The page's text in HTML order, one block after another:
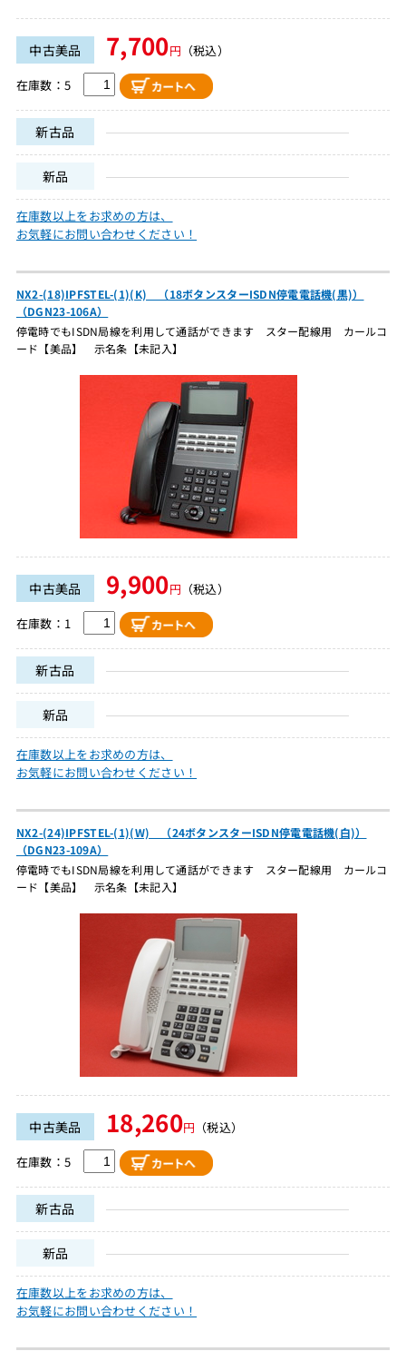
中古美品 7,700円 （税込）
在庫数：5
新古品
新品
在庫数以上をお求めの方は、
お気軽にお問い合わせください！
NX2-(18)IPFSTEL-(1)(K) （18ボタンスターISDN停電電話機(黒)）
（DGN23-106A）
停電時でもISDN局線を利用して通話ができます スター配線用 カールコ
ード【美品】 示名条【未記入】
中古美品 9,900円 （税込）
在庫数：1
新古品
新品
在庫数以上をお求めの方は、
お気軽にお問い合わせください！
NX2-(24)IPFSTEL-(1)(W) （24ボタンスターISDN停電電話機(白)）
（DGN23-109A）
停電時でもISDN局線を利用して通話ができます スター配線用 カールコ
ード【美品】 示名条【未記入】
中古美品 18,260円 （税込）
在庫数：5
新古品
新品
在庫数以上をお求めの方は、
お気軽にお問い合わせください！